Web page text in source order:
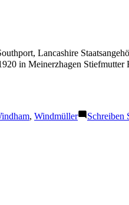
Lancashire
in Meinerzhagen
, Windmüller Schreiben